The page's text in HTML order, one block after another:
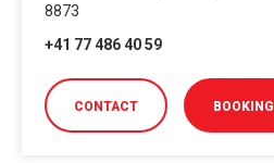
8873
+41 77 486 40 59
CONTACT BOOKING